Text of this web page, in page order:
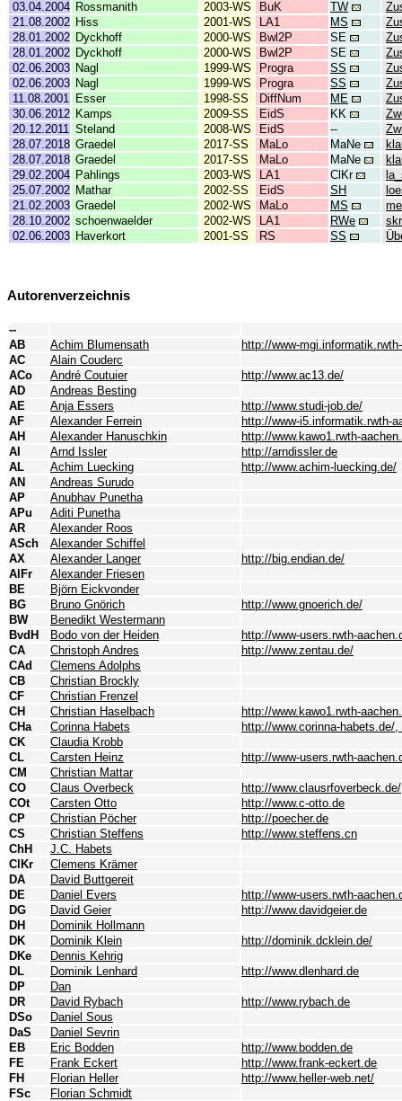
03.04.2004 Rossmanith 2003-WS BuK TW
21.08.2002 Hiss 2001-WS LA1 MS
28.01.2002 Dyckhoff 2000-WS Bwl2P SE
28.01.2002 Dyckhoff 2000-WS Bwl2P SE
02.06.2003 Nagl 1999-WS Progra SS
02.06.2003 Nagl 1999-WS Progra SS
11.08.2001
Esser 1998-SS DiffNum ME
30.06.2012 Kamps 2009-SS EidS KK
20.12.2011
Steland 2008-WS EidS --
28.07.2018 Graedel 2017-SS MaLo MaNe
28.07.2018 Graedel 2017-SS MaLo MaNe
29.02.2004 Pahlings 2003-WS LA1 ClKr
25.07.2002 Mathar 2002-SS EidS SH
21.02.2003 Graedel 2002-WS MaLo MS
28.10.2002 schoenwaelder 2002-WS LA1 RWe
02.06.2003 Haverkort 2001-SS RS SS
Autorenverzeichnis
--
AB
Achim Blumensath
http://www-
AC
Alain Couderc
ACo
André Coutuier
http://www.ac13.de/
AD
Andreas Besting
AE
Anja Essers
http://www.studi-job.de/
AF
Alexander Ferrein
http://www-i5.informatik.rwth-
AH
Alexander Hanuschkin
http://www.kawo1.rwth-
AI
Arnd Issler
http://arndissler.de
AL
Achim Luecking
http://www.achim-luecking.de/
AN
Andreas Surudo
AP
Anubhav Punetha
APu
Aditi Punetha
AR
Alexander Roos
ASch
Alexander Schiffel
AX
Alexander Langer
http://big.endian.de/
AlFr
Alexander Friesen
BE
Björn Eickvonder
BG
Bruno Gnörich
http://www.gnoerich.de/
BW
Benedikt Westermann
BvdH
Bodo von der Heiden
http://www-users.rwth-
CA
Christoph Andres
http://www.zentau.de/
CAd
Clemens Adolphs
CB
Christian Brockly
CF
Christian Frenzel
CH
Christian Haselbach
http://www.kawo1.rwth-
CHa
Corinna Habets
http://www.corinna-habets.de/
CK
Claudia Krobb
CL
Carsten Heinz
http://www-users.rwth-
CM
Christian Mattar
CO
Claus Overbeck
http://www.clausrfoverbeck.de/
COt
Carsten Otto
http://www.c-otto.de
CP
Christian Pöcher
http://poecher.de
CS
Christian Steffens
http://www.steffens.cn
ChH
J.C. Habets
ClKr
Clemens Krämer
DA
David Buttgereit
DE
Daniel Evers
http://www-users.rwth-
DG
David Geier
http://www.davidgeier.de
DH
Dominik Hollmann
DK
Dominik Klein
http://dominik.dcklein.de/
DKe
Dennis Kehrig
DL
Dominik Lenhard
http://www.dlenhard.de
DP
Dan
DR
David Rybach
http://www.rybach.de
DSo
Daniel Sous
DaS
Daniel Sevrin
EB
Eric Bodden
http://www.bodden.de
FE
Frank Eckert
http://www.frank-eckert.de
FH
Florian Heller
http://www.heller-web.net/
FSc
Florian Schmidt